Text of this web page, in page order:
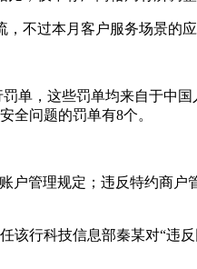
不过本月客户服务场景的
单，这些罚单均来自于中
全问题的罚单有8个。
户管理规定；违反特约商
该行科技信息部秦某对“违